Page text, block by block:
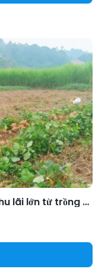
Nông dân Thái Niên thu lãi lớn từ trồng củ đậu